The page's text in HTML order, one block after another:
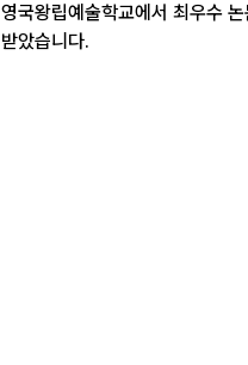
영국왕립예술학교에서 최우수
받았습니다.